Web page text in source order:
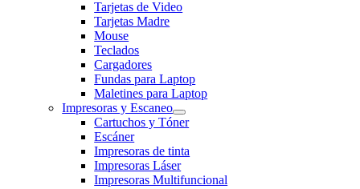
Tarjetas de Video
Tarjetas Madre
Mouse
Teclados
Cargadores
Fundas para Laptop
Maletines para Laptop
Impresoras y Escaneo
Cartuchos y Tóner
Escáner
Impresoras de tinta
Impresoras Láser
Impresoras Multifuncional